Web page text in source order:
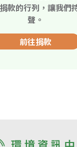
款的行列，讓我們
聲。
前往捐款